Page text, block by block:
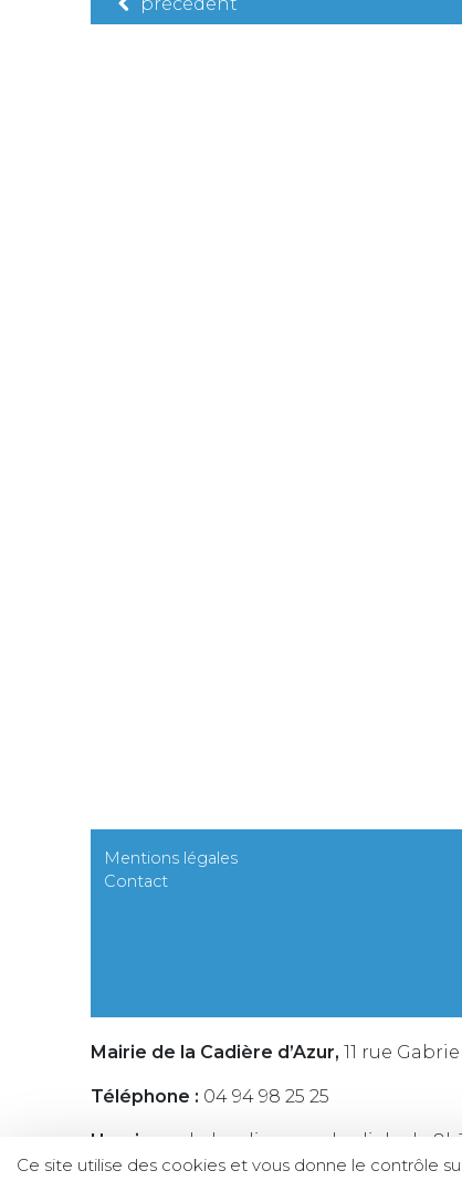
Mentions légales
Contact
Mairie de la Cadière d’Azur, 11 rue
Téléphone : 04 94 98 25 25
Horaires : du lundi au vendredi de de
Ce site utilise des cookies et vous donne le contrôle